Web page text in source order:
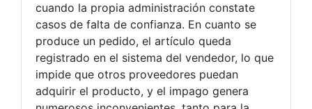
cuando la propia administración constate
casos de falta de confianza. En cuanto se
produce un pedido, el artículo queda
registrado en el sistema del vendedor, lo que
impide que otros proveedores puedan
adquirir el producto, y el impago genera